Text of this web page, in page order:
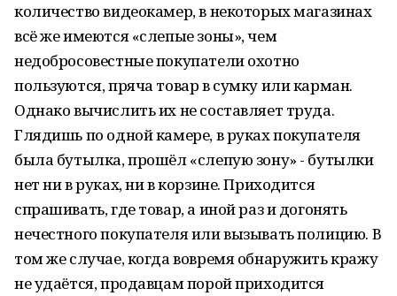
количество видеокамер, в некоторых магазинах
всё же имеются «слепые зоны», чем
недобросовестные покупатели охотно
пользуются, пряча товар в сумку или карман.
Однако вычислить их не составляет труда.
Глядишь по одной камере, в руках покупателя
была бутылка, прошёл «слепую зону» - бутылки
нет ни в руках, ни в корзине. Приходится
спрашивать, где товар, а иной раз и догонять
нечестного покупателя или вызывать полицию. В
том же случае, когда вовремя обнаружить кражу
не удаётся, продавцам порой приходится